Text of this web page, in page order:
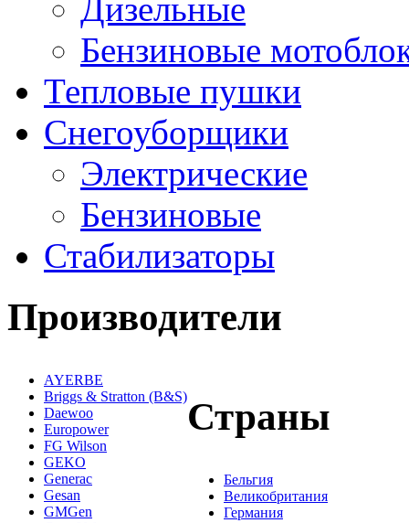
Дизельные
Бензиновые
Тепловые пушки
Снегоуборщики
Электрические
Бензиновые
Стабилизаторы
Производители
AYERBE
Briggs & Stratton (B&S)
Daewoo
Europower
FG Wilson
GEKO
Generac
Gesan
GMGen
Страны
Бельгия
Великобритания
Германия